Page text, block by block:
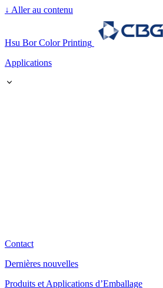
↓ Aller au contenu
Hsu Bor Color Printing
Applications
Contact
Dernières nouvelles
Produits et Applications d’Emballage